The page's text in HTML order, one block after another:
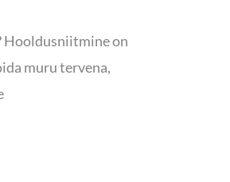
Hooldusniitmine on
muru tervena,